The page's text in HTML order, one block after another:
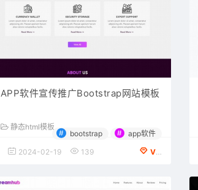
APP软件宣传推广Bootstrap网站模板
静态html模板
# bootstrap # app软件
2024-02-19 139 VIP会员专享